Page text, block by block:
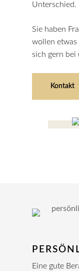
Unterschied.
Sie haben
wollen etwas
sich gern bei
Kontakt
Eine gute